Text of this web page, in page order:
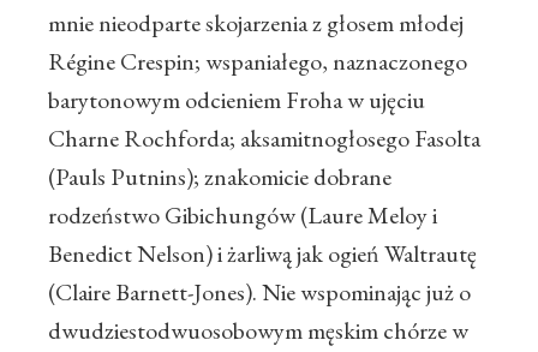
mnie nieodparte skojarzenia z głosem młodej
Régine Crespin; wspaniałego, naznaczonego
barytonowym odcieniem Froha w ujęciu
Charne Rochforda; aksamitnogłosego Fasolta
(Pauls Putnins); znakomicie dobrane
rodzeństwo Gibichungów (Laure Meloy i
Benedict Nelson) i żarliwą jak ogień Waltrautę
(Claire Barnett-Jones). Nie wspominając już o
dwudziestodwuosobowym męskim chórze w